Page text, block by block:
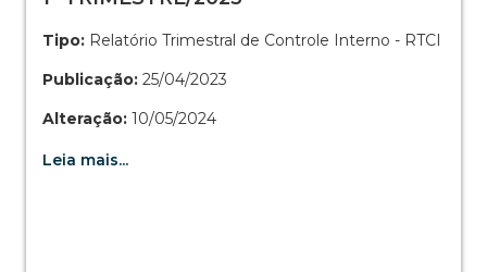
Tipo: Relatório Trimestral de Controle Interno - RTCI
Publicação: 25/04/2023
Alteração: 10/05/2024
Leia mais...